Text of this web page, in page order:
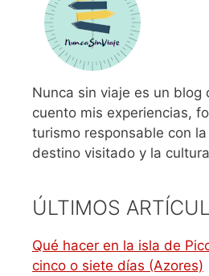
Nunca sin viaje es un blog
cuento mis experiencias,
turismo responsable con
destino visitado y la
ÚLTIMOS
Qué hacer en la isla de
cinco o siete días (Azores)